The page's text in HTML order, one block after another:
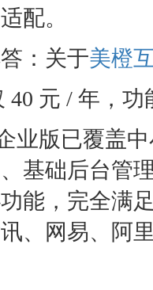
配。
：关于美橙
40 元 / 年，
业版已覆盖
基础后台管
能，完全满
、网易、阿